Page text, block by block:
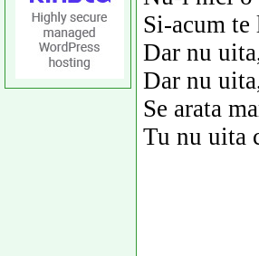
Si-acum te
Dar nu
Dar nu
Se arata
Tu nu uita